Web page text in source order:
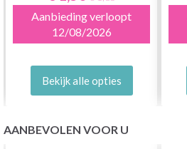
NEUTRALE TINTEN
Aanbieding verloopt
12/08/2026
Bekijk alle opties
AANBEVOLEN VOOR U